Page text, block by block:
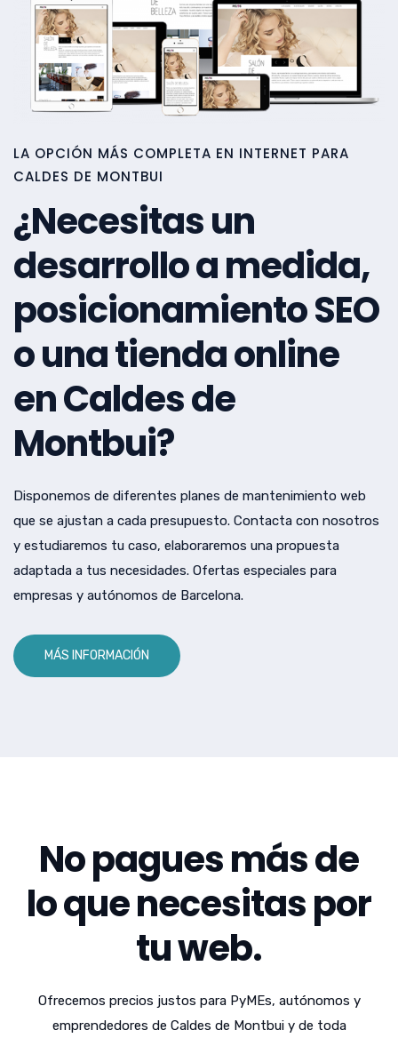
LA OPCIÓN MÁS COMPLETA EN INTERNET PARA
CALDES DE MONTBUI
¿Necesitas un
desarrollo a medida,
posicionamiento SEO
o una tienda online
en Caldes de
Montbui?
Disponemos de diferentes planes de mantenimiento web
que se ajustan a cada presupuesto. Contacta con nosotros
y estudiaremos tu caso, elaboraremos una propuesta
adaptada a tus necesidades. Ofertas especiales para
empresas y autónomos de Barcelona.
MÁS INFORMACIÓN
No pagues más de
lo que necesitas por
tu web.
Ofrecemos precios justos para PyMEs, autónomos y
emprendedores de Caldes de Montbui y de toda